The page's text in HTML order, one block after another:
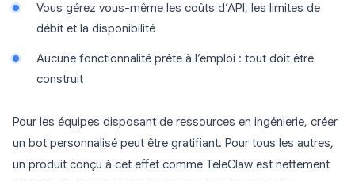
Vous gérez vous-même les coûts d’API, les limites de
débit et la disponibilité
Aucune fonctionnalité prête à l’emploi : tout doit être
construit
Pour les équipes disposant de ressources en ingénierie, créer
un bot personnalisé peut être gratifiant. Pour tous les autres,
un produit conçu à cet effet comme TeleClaw est nettement